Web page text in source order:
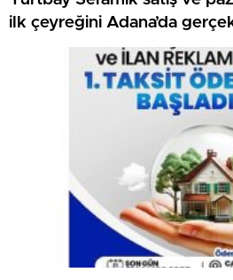
ilk çeyreğini Adana’da